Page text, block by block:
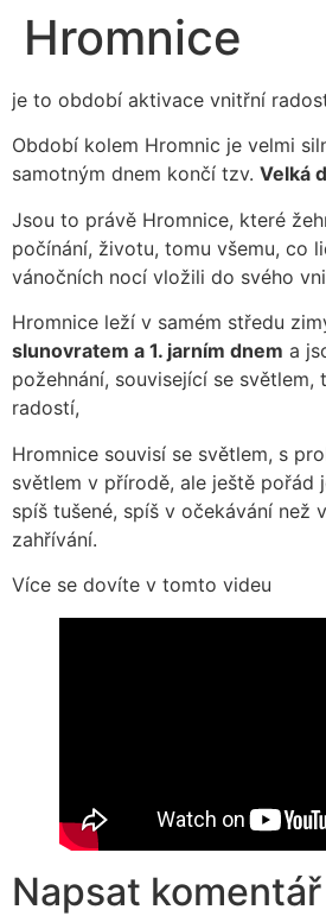
Hromnice
je to období aktivace vnitřní
Období kolem Hromnic je velmi
samotným dnem končí tzv. Velká
Jsou to právě Hromnice, které
počínání, životu, tomu všemu, co
vánočních nocí vložili do svého
Hromnice leží v samém středu
slunovratem a 1. jarním dnem a
požehnání, související se světlem,
radostí,
Hromnice souvisí se světlem, s
světlem v přírodě, ale ještě pořád
spíš tušené, spíš v očekávání než
zahřívání.
Více se dovíte v tomto videu
Napsat komentář